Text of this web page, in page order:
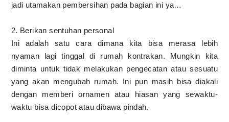
jadi utamakan pembersihan pada bagian ini ya…
2. Berikan sentuhan personal
Ini adalah satu cara dimana kita bisa merasa lebih
nyaman lagi tinggal di rumah kontrakan. Mungkin kita
diminta untuk tidak melakukan pengecatan atau sesuatu
yang akan mengubah rumah. Ini pun masih bisa diakali
dengan memberi ornamen atau hiasan yang sewaktu-
waktu bisa dicopot atau dibawa pindah.